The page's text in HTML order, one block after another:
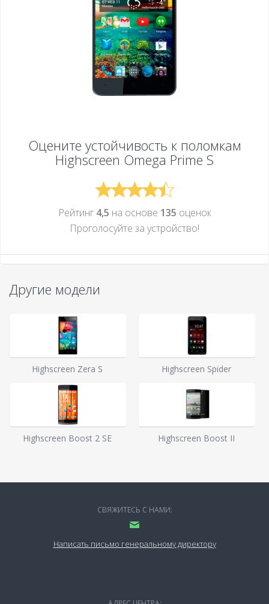
Оцените устойчивость к поломкам
Highscreen Omega Prime S
Рейтинг 4,5 на основе 135 оценок
Проголосуйте за устройcтво!
Другие модели
Highscreen Zera S Highscreen Spider
Highscreen Boost 2 SE Highscreen Boost II
СВЯЖИТЕСЬ С НАМИ:
Написать письмо генеральному директору